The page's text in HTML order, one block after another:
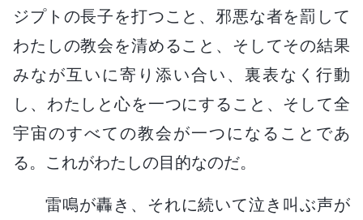
ジプトの長子を打つこと、邪悪な者を罰して
わたしの教会を清めること、そしてその結果
みなが互いに寄り添い合い、裏表なく行動
し、わたしと心を一つにすること、そして全
宇宙のすべての教会が一つになることであ
る。これがわたしの目的なのだ。
雷鳴が轟き、それに続いて泣き叫ぶ声が